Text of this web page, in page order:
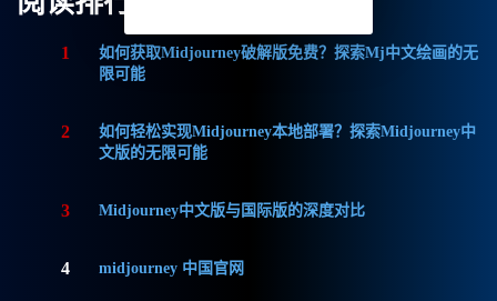
1
如何获取Midjourney破解版免费？探索Mj中文绘画的无
限可能
2
如何轻松实现Midjourney本地部署？探索Midjourney中
文版的无限可能
3 Midjourney中文版与国际版的深度对比
4 midjourney 中国官网